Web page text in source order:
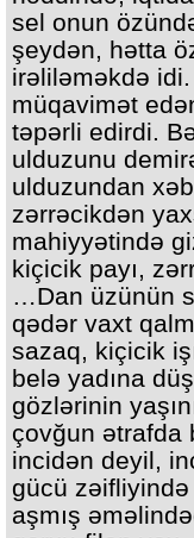
sel onun
şeydən, hətta
irəliləməkdə
müqavimət
təpərli edirdi.
ulduzunu
ulduzundan
zərrəcikdən
mahiyyətində
kiçicik payı,
…Dan üzünün
qədər vaxt
sazaq, kiçicik
belə yadına
gözlərinin
çovğun ətrafda
incidən deyil,
gücü
aşmış